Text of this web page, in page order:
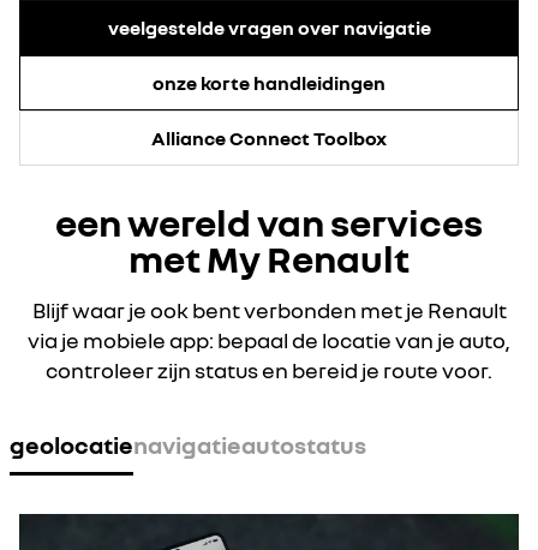
veelgestelde vragen over navigatie
onze korte handleidingen
Alliance Connect Toolbox
een wereld van services
met My Renault
Blijf waar je ook bent verbonden met je Renault
via je mobiele app: bepaal de locatie van je auto,
controleer zijn status en bereid je route voor.
geolocatienavigatieautostatus